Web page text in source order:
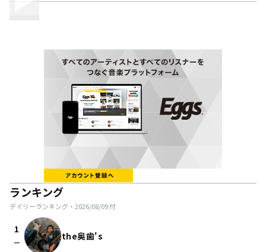
ランキング
デイリーランキング・ 2026/08/09付
1
check_indeterminate_small the奥歯's